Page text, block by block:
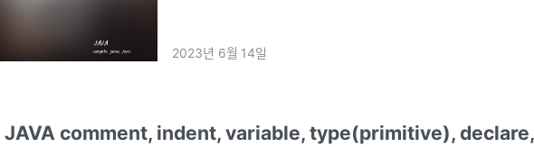
2023년 6월 14일
JAVA comment, indent, variable, type(primitive),